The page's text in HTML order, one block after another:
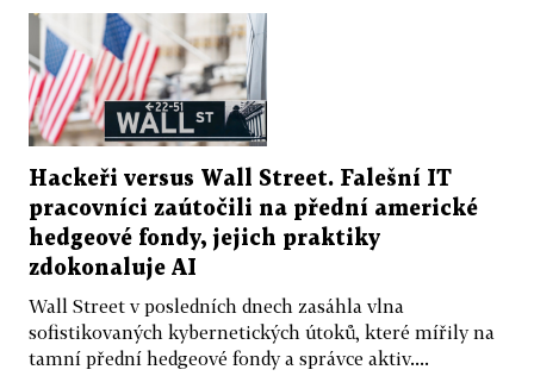
Hackeři versus Wall Street. Falešní IT
pracovníci zaútočili na přední americké
hedgeové fondy, jejich praktiky
zdokonaluje AI
Wall Street v posledních dnech zasáhla vlna
sofistikovaných kybernetických útoků, které mířily na
tamní přední hedgeové fondy a správce aktiv....